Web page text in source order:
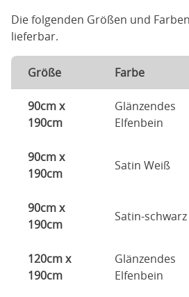
Die folgenden Größen und
lieferbar.
Größe Farbe
90cm x
190cm
Glänzendes
Elfenbein
90cm x
190cm
Satin Weiß
90cm x
190cm
Satin-schwarz
120cm x
190cm
Glänzendes
Elfenbein